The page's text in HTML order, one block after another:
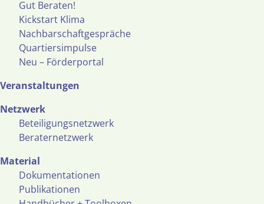
Gut Beraten!
Kickstart Klima
Nachbarschaftgespräche
Quartiersimpulse
Neu – Förderportal
Veranstaltungen
Netzwerk
Beteiligungsnetzwerk
Beraternetzwerk
Material
Dokumentationen
Publikationen